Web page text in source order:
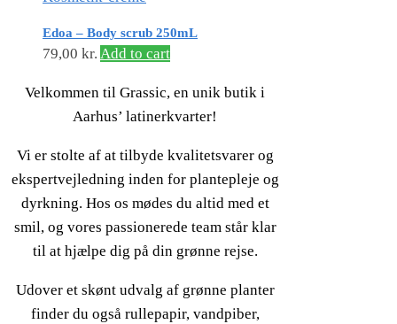
Edoa – Body scrub 250mL
79,00 kr. Add to cart
Velkommen til Grassic, en unik butik i
Aarhus’ latinerkvarter!
Vi er stolte af at tilbyde kvalitetsvarer og
ekspertvejledning inden for plantepleje og
dyrkning. Hos os mødes du altid med et
smil, og vores passionerede team står klar
til at hjælpe dig på din grønne rejse.
Udover et skønt udvalg af grønne planter
finder du også rullepapir, vandpiber,